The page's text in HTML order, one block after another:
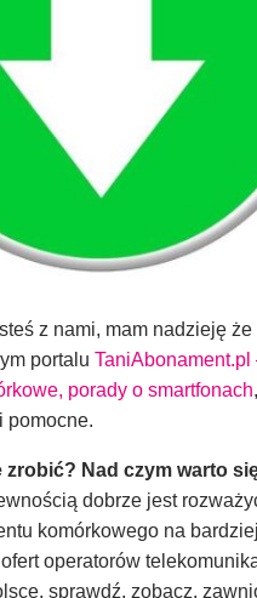
z nami, mam nadzieję
portalu TaniAbonament.pl
porady o smartfonach
pomocne.
zrobić? Nad czym warto
dobrze jest
komórkowego na
operatorów
sprawdź, zobacz,